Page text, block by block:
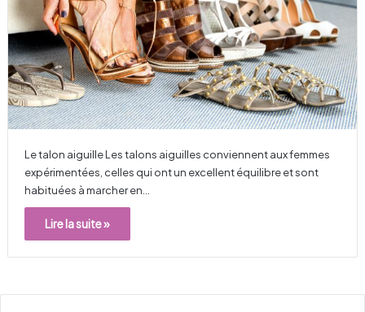
Le talon aiguille Les talons aiguilles conviennent aux femmes
expérimentées, celles qui ont un excellent équilibre et sont
habituées à marcher en…
Lire la suite »